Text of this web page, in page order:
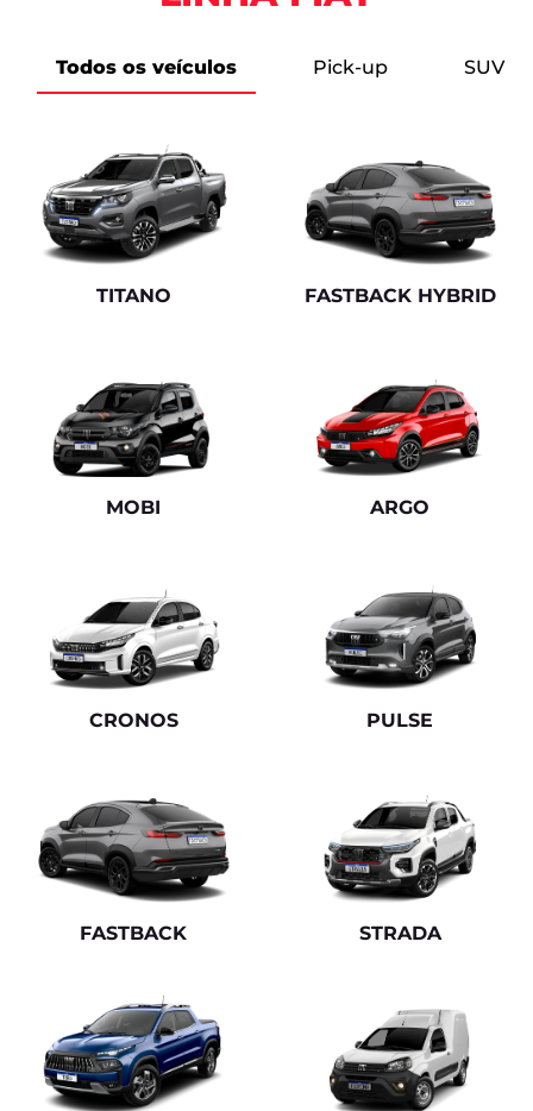
Todos os veículos Pick-up SUV
TITANO FASTBACK HYBRID
MOBI ARGO
CRONOS PULSE
FASTBACK STRADA